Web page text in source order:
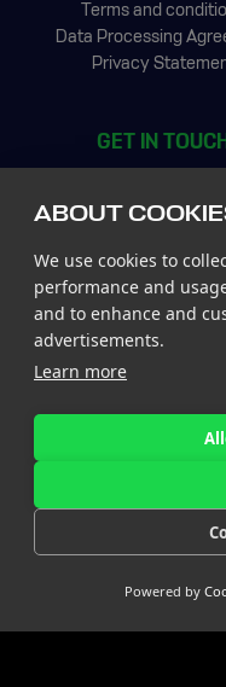
ABOUT
We use cookies to
performance and
and to enhance and
advertisements.
Learn more
Powered by
Terms and
Data Processing
Privacy
GET IN
Stationsplein 45,
The Netherlands
Tel +31 85 065
St. John’s Innovation
St. Johns Innovation
Cowley Road
United Kingdom
Tel +44 7780 774
Follow us